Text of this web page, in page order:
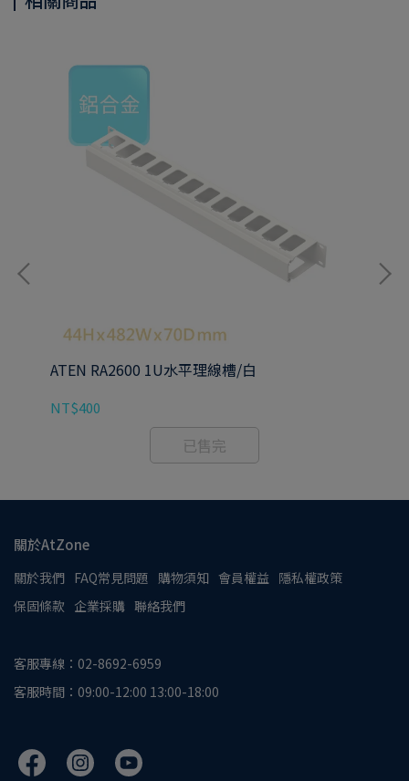
ATEN RA2600 1U水平理線槽/白
NT$400
已售完
關於AtZone
關於我們 FAQ常見問題 購物須知 會員權益 隱私權政策
保固條款 企業採購 聯絡我們
客服專線：02-8692-6959
客服時間：09:00-12:00 13:00-18:00